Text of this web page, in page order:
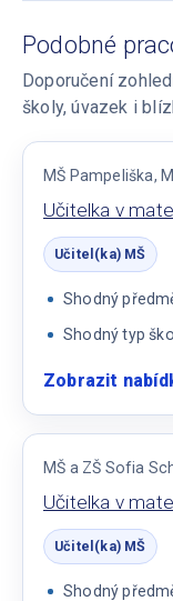
Podobné
Doporučení
školy, úvazek i
MŠ Pampeliška,
Učitelka v
Učitel(ka) MŠ
Shodný
Shodný typ
Zobrazit
MŠ a ZŠ Sofia
Učitelka v
Učitel(ka) MŠ
Shodný